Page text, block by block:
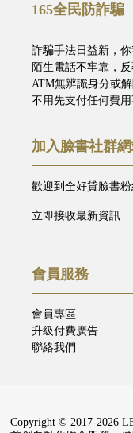
165全民防詐騙
詐騙手法日益新，
陌生電話不牢靠，
ATM無辨識身分或
不用先支付任何費
加入臉書社群
歡迎到全好貸臉書
立即接收最新資訊
會員服務
會員專區
升級付費廣告
聯絡我們
Copyright © 2017-2026